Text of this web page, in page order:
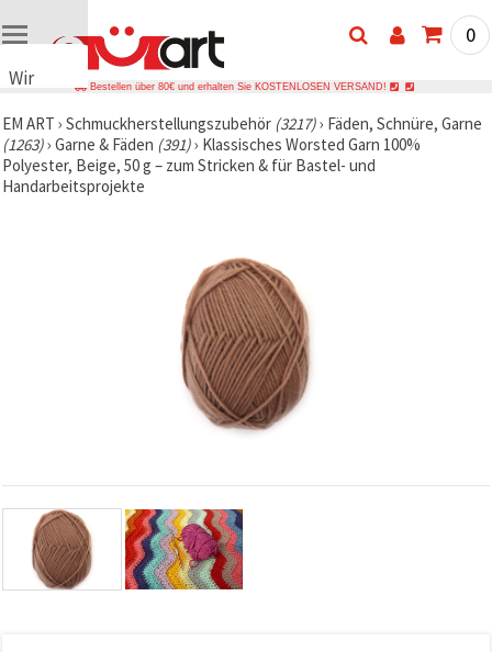
Wir
Cookies
🍪 Wir
verwenden
Cookies
Datenverkehr
zu
analysieren
sowie
relevantere
Inhalte und
Werbung
0
Bestellen über 80€ und erhalten Sie KOSTENLOSEN VERSAND!
EM ART › Schmuckherstellungszubehör (3217)› Fäden, Schnüre, Garne
(1263)› Garne & Fäden (391)› Klassisches Worsted Garn 100%
Polyester, Beige, 50 g – zum Stricken & für Bastel- und
Handarbeitsprojekte